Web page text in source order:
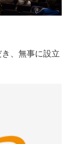
、無事に設立